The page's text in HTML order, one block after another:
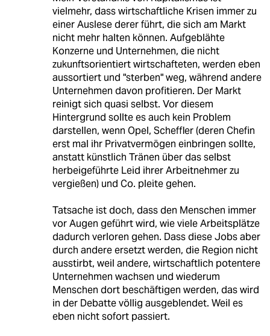
vielmehr, dass wirtschaftliche Krisen immer zu
einer Auslese derer führt, die sich am Markt
nicht mehr halten können. Aufgeblähte
Konzerne und Unternehmen, die nicht
zukunftsorientiert wirtschafteten, werden eben
aussortiert und "sterben" weg, während andere
Unternehmen davon profitieren. Der Markt
reinigt sich quasi selbst. Vor diesem
Hintergrund sollte es auch kein Problem
darstellen, wenn Opel, Scheffler (deren Chefin
erst mal ihr Privatvermögen einbringen sollte,
anstatt künstlich Tränen über das selbst
herbeigeführte Leid ihrer Arbeitnehmer zu
vergießen) und Co. pleite gehen.
Tatsache ist doch, dass den Menschen immer
vor Augen geführt wird, wie viele Arbeitsplätze
dadurch verloren gehen. Dass diese Jobs aber
durch andere ersetzt werden, die Region nicht
ausstirbt, weil andere, wirtschaftlich potentere
Unternehmen wachsen und wiederum
Menschen dort beschäftigen werden, das wird
in der Debatte völlig ausgeblendet. Weil es
eben nicht sofort passiert.